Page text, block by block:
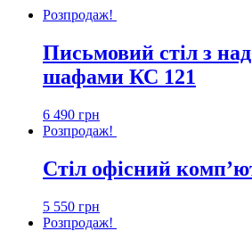
Розпродаж!
Письмовий стіл з
шафами КС 121
6 490 грн
Розпродаж!
Стіл офісний
5 550 грн
Розпродаж!